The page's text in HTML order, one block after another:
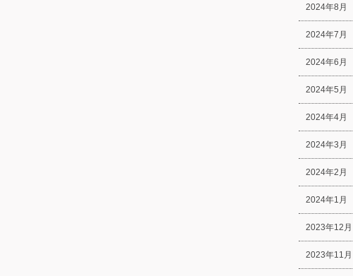
2024年8月
2024年7月
2024年6月
2024年5月
2024年4月
2024年3月
2024年2月
2024年1月
2023年12月
2023年11月